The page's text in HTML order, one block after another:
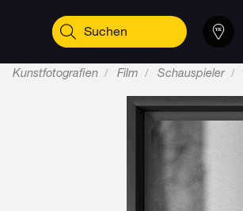
Kunstfotografien Film Schauspieler